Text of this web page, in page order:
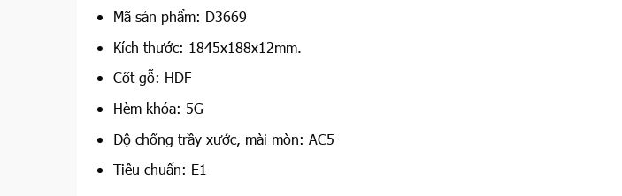
Mã sản phẩm: D3669
Kích thước: 1845x188x12mm.
Cốt gỗ: HDF
Hèm khóa: 5G
Độ chống trầy xước, mài mòn: AC5
Tiêu chuẩn: E1